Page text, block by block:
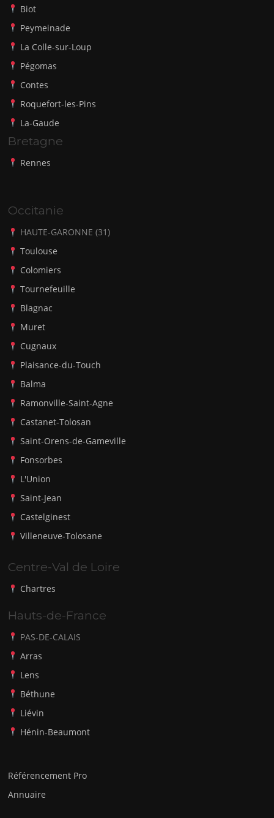
Biot
Peymeinade
La Colle-sur-Loup
Pégomas
Contes
Roquefort-les-Pins
La-Gaude
Bretagne
Rennes
Occitanie
HAUTE-GARONNE (31)
Toulouse
Colomiers
Tournefeuille
Blagnac
Muret
Cugnaux
Plaisance-du-Touch
Balma
Ramonville-Saint-Agne
Castanet-Tolosan
Saint-Orens-de-Gameville
Fonsorbes
L'Union
Saint-Jean
Castelginest
Villeneuve-Tolosane
Centre-Val de Loire
Chartres
Hauts-de-France
PAS-DE-CALAIS
Arras
Lens
Béthune
Liévin
Hénin-Beaumont
Référencement Pro
Annuaire